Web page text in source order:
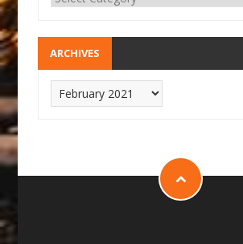
ARCHIVES